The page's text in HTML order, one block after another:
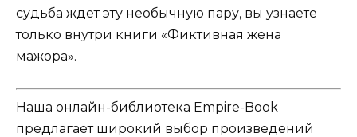
судьба ждет эту необычную пару, вы узнаете
только внутри книги «Фиктивная жена
мажора».
Наша онлайн-библиотека Empire-Book
предлагает широкий выбор произведений